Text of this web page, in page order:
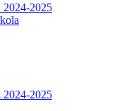
2024-2025
2024-2025